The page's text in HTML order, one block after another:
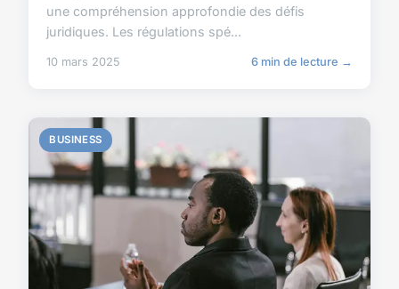
une compréhension approfondie des défis
juridiques. Les régulations spé...
10 mars 2025 6 min de lecture →
BUSINESS